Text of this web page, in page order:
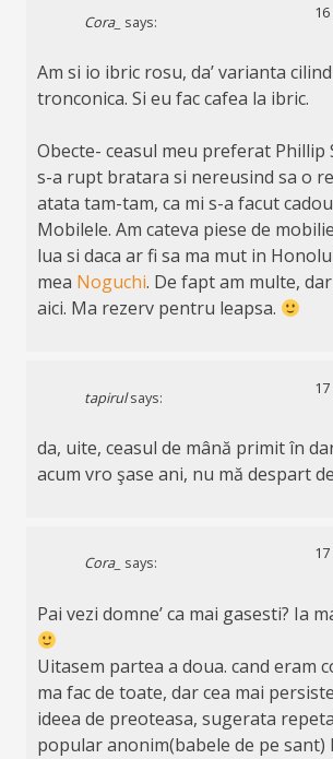
Cora_ says:
Am si io ibric rosu, da’ varianta
tronconica. Si eu fac cafea la ibric.
Obecte- ceasul meu preferat Phillip
s-a rupt bratara si nereusind sa o
atata tam-tam, ca mi s-a facut
Mobilele. Am cateva piese de
lua si daca ar fi sa ma mut in
mea Noguchi. De fapt am multe,
aici. Ma rezerv pentru leapsa.
tapirul says:
da, uite, ceasul de mână primit în
acum vro şase ani, nu mă despart
Cora_ says:
Pai vezi domne’ ca mai gasesti? Ia
Uitasem partea a doua. cand eram
ma fac de toate, dar cea mai
ideea de preoteasa, sugerata
popular anonim(babele de pe sant)